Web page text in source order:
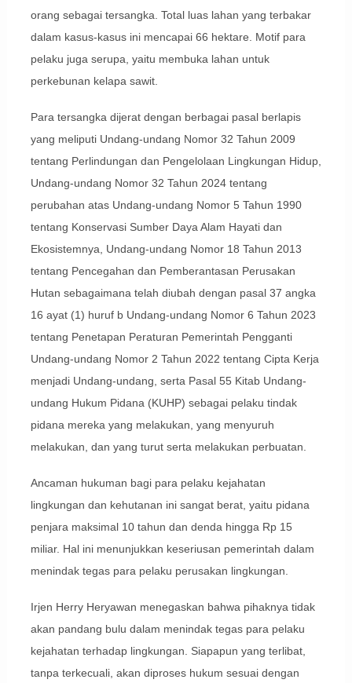
orang sebagai tersangka. Total luas lahan yang terbakar
dalam kasus-kasus ini mencapai 66 hektare. Motif para
pelaku juga serupa, yaitu membuka lahan untuk
perkebunan kelapa sawit.
Para tersangka dijerat dengan berbagai pasal berlapis
yang meliputi Undang-undang Nomor 32 Tahun 2009
tentang Perlindungan dan Pengelolaan Lingkungan Hidup,
Undang-undang Nomor 32 Tahun 2024 tentang
perubahan atas Undang-undang Nomor 5 Tahun 1990
tentang Konservasi Sumber Daya Alam Hayati dan
Ekosistemnya, Undang-undang Nomor 18 Tahun 2013
tentang Pencegahan dan Pemberantasan Perusakan
Hutan sebagaimana telah diubah dengan pasal 37 angka
16 ayat (1) huruf b Undang-undang Nomor 6 Tahun 2023
tentang Penetapan Peraturan Pemerintah Pengganti
Undang-undang Nomor 2 Tahun 2022 tentang Cipta Kerja
menjadi Undang-undang, serta Pasal 55 Kitab Undang-
undang Hukum Pidana (KUHP) sebagai pelaku tindak
pidana mereka yang melakukan, yang menyuruh
melakukan, dan yang turut serta melakukan perbuatan.
Ancaman hukuman bagi para pelaku kejahatan
lingkungan dan kehutanan ini sangat berat, yaitu pidana
penjara maksimal 10 tahun dan denda hingga Rp 15
miliar. Hal ini menunjukkan keseriusan pemerintah dalam
menindak tegas para pelaku perusakan lingkungan.
Irjen Herry Heryawan menegaskan bahwa pihaknya tidak
akan pandang bulu dalam menindak tegas para pelaku
kejahatan terhadap lingkungan. Siapapun yang terlibat,
tanpa terkecuali, akan diproses hukum sesuai dengan